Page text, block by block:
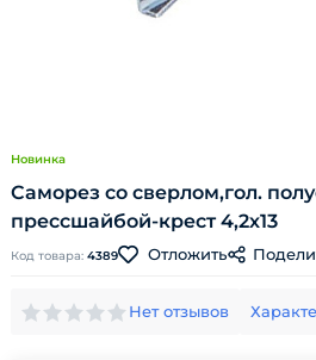
Новинка
Саморез со сверлом,гол.
прессшайбой-крест 4,2х13
Код товара: 4389 Отложить
Нет отзывов